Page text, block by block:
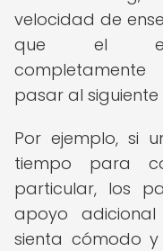
velocidad de
que el
pasar al siguiente
Por ejemplo, si
tiempo para
particular, los
apoyo
sienta cómodo